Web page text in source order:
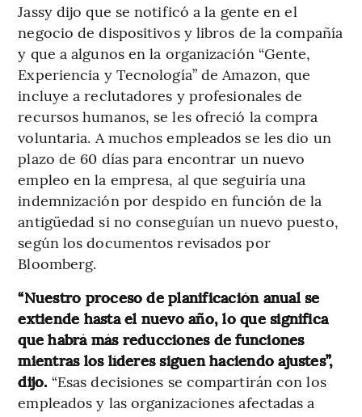
Jassy dijo que se notificó a la gente en el
negocio de dispositivos y libros de la compañía
y que a algunos en la organización “Gente,
Experiencia y Tecnología” de Amazon, que
incluye a reclutadores y profesionales de
recursos humanos, se les ofreció la compra
voluntaria. A muchos empleados se les dio un
plazo de 60 días para encontrar un nuevo
empleo en la empresa, al que seguiría una
indemnización por despido en función de la
antigüedad si no conseguían un nuevo puesto,
según los documentos revisados por
Bloomberg.
“Nuestro proceso de planificación anual se
extiende hasta el nuevo año, lo que significa
que habrá más reducciones de funciones
mientras los líderes siguen haciendo ajustes”,
dijo. “Esas decisiones se compartirán con los
empleados y las organizaciones afectadas a